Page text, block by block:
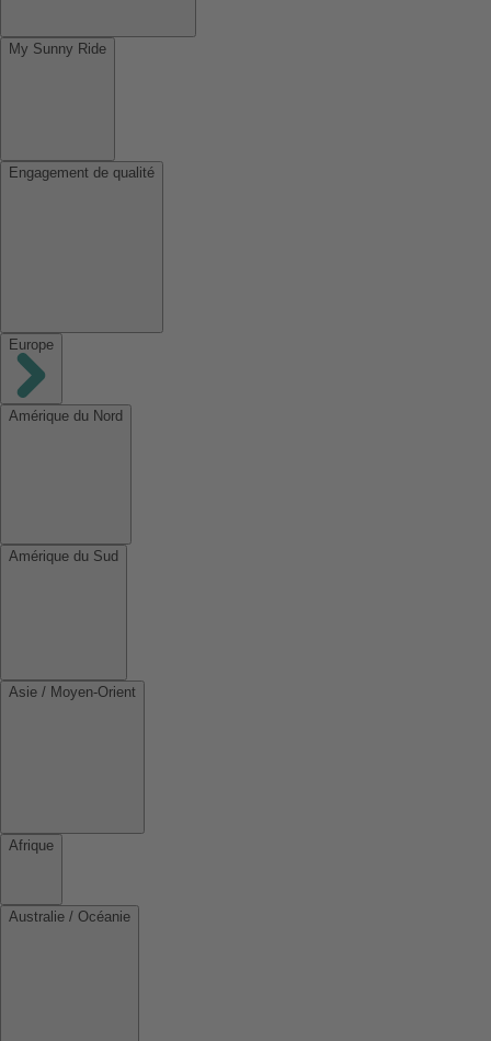
My Sunny Ride
Engagement de qualité
Europe
Amérique du Nord
Amérique du Sud
Asie / Moyen-Orient
Afrique
Australie / Océanie